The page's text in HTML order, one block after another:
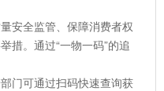
安全监管、保障消费者权
措。通过“一物一码”的追
门可通过扫码快速查询获